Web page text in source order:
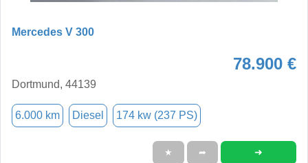
Mercedes V 300
78.900 €
Dortmund, 44139
6.000 km Diesel 174 kw (237 PS)
★ ➦ ➜